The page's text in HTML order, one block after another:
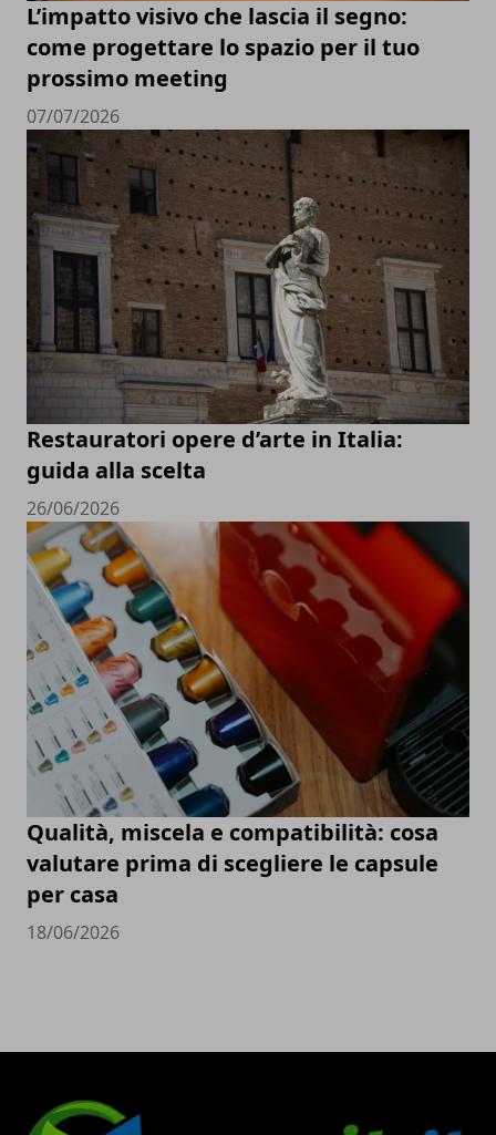
L’impatto visivo che lascia il segno:
come progettare lo spazio per il tuo
prossimo meeting
07/07/2026
Restauratori opere d’arte in Italia:
guida alla scelta
26/06/2026
Qualità, miscela e compatibilità: cosa
valutare prima di scegliere le capsule
per casa
18/06/2026